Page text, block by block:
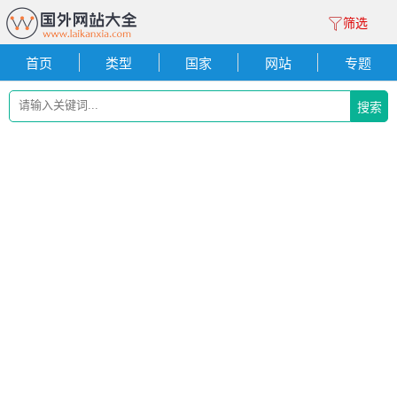
筛选
首页 类型 国家 网站 专题
搜索